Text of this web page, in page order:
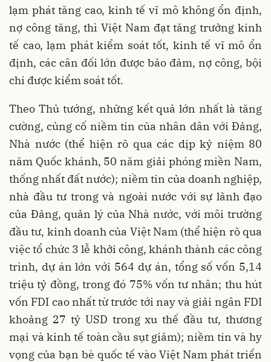
lạm phát tăng cao, kinh tế vĩ mô không ổn định,
nợ công tăng, thì Việt Nam đạt tăng trưởng kinh
tế cao, lạm phát kiểm soát tốt, kinh tế vĩ mô ổn
định, các cân đối lớn được bảo đảm, nợ công, bội
chi được kiểm soát tốt.
Theo Thủ tướng, những kết quả lớn nhất là tăng
cường, củng cố niềm tin của nhân dân với Đảng,
Nhà nước (thể hiện rõ qua các dịp kỷ niệm 80
năm Quốc khánh, 50 năm giải phóng miền Nam,
thống nhất đất nước); niềm tin của doanh nghiệp,
nhà đầu tư trong và ngoài nước với sự lãnh đạo
của Đảng, quản lý của Nhà nước, với môi trường
đầu tư, kinh doanh của Việt Nam (thể hiện rõ qua
việc tổ chức 3 lễ khởi công, khánh thành các công
trình, dự án lớn với 564 dự án, tổng số vốn 5,14
triệu tỷ đồng, trong đó 75% vốn tư nhân; thu hút
vốn FDI cao nhất từ trước tới nay và giải ngân FDI
khoảng 27 tỷ USD trong xu thế đầu tư, thương
mại và kinh tế toàn cầu sụt giảm); niềm tin và hy
vọng của bạn bè quốc tế vào Việt Nam phát triển